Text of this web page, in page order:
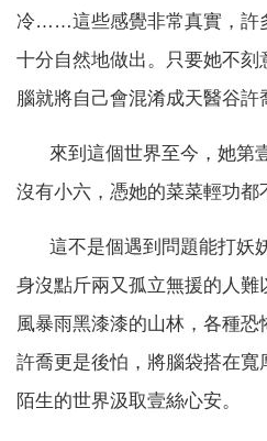
冷……這些感覺非常真實，許
十分自然地做出。只要她不刻
腦就將自己會混淆成天醫谷許
來到這個世界至今，她第
沒有小六，憑她的菜菜輕功都
這不是個遇到問題能打妖
身沒點斤兩又孤立無援的人難
風暴雨黑漆漆的山林，各種恐
許喬更是後怕，將腦袋搭在寬
陌生的世界汲取壹絲心安。